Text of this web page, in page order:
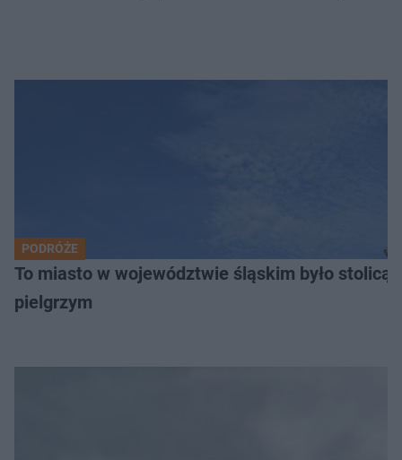
PODRÓŻE
To miasto w województwie śląskim było
pielgrzym